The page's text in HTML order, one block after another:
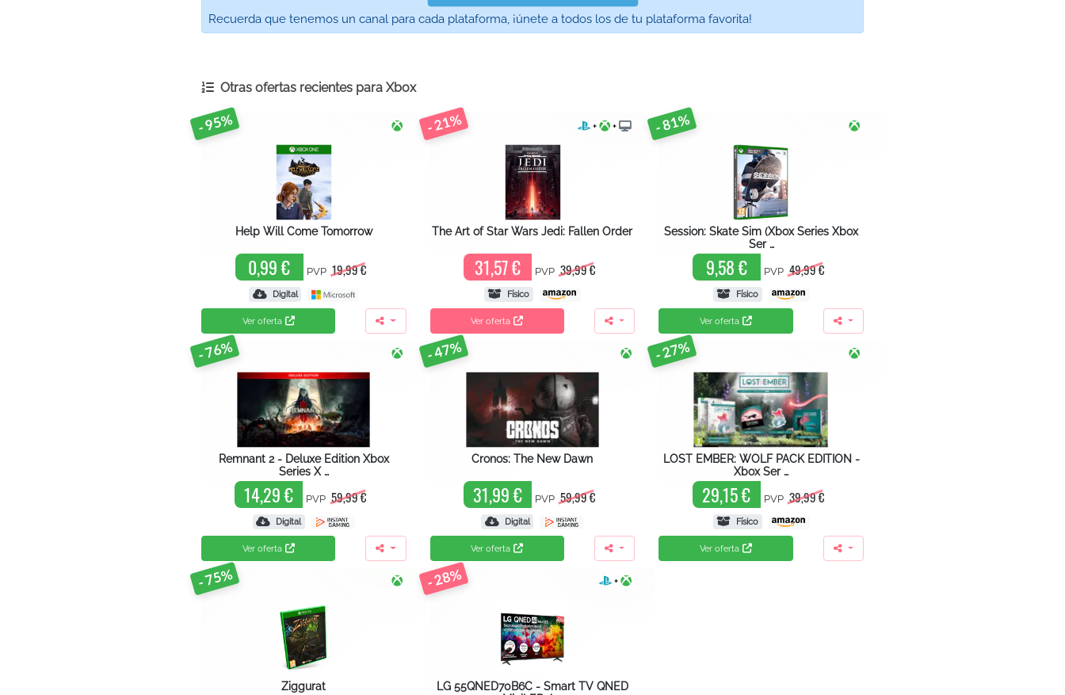
Recuerda que tenemos un canal para cada plataforma, ¡únete a todos los de tu plataforma favorita!
Otras ofertas recientes para Xbox
- 95%
Help Will Come Tomorrow
0,99 € PVP 19,99 €
Digital
Ver oferta
- 21% + +
The Art of Star Wars Jedi: Fallen Order
31,57 € PVP 39,99 €
Físico
Ver oferta
- 81%
Session: Skate Sim (Xbox Series Xbox
Ser …
9,58 € PVP 49,99 €
Físico
Ver oferta
- 76%
Remnant 2 - Deluxe Edition Xbox
Series X …
14,29 € PVP 59,99 €
Digital
Ver oferta
- 47%
Cronos: The New Dawn
31,99 € PVP 59,99 €
Digital
Ver oferta
- 27%
LOST EMBER: WOLF PACK EDITION -
Xbox Ser …
29,15 € PVP 39,99 €
Físico
Ver oferta
- 75%
Ziggurat
- 28% +
LG 55QNED70B6C - Smart TV QNED